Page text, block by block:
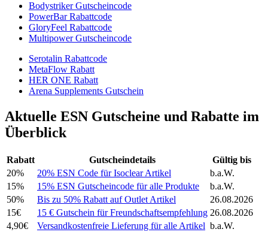
Bodystriker Gutscheincode
PowerBar Rabattcode
GloryFeel Rabattcode
Multipower Gutscheincode
Serotalin Rabattcode
MetaFlow Rabatt
HER ONE Rabatt
Arena Supplements Gutschein
Aktuelle ESN Gutscheine und Rabatte im
Überblick
Rabatt Gutscheindetails
Gültig bis
20%
20% ESN Code für Isoclear Artikel
b.a.W.
15%
15% ESN Gutscheincode für alle Produkte
b.a.W.
50%
Bis zu 50% Rabatt auf Outlet Artikel
26.08.2026
15€
15 € Gutschein für Freundschaftsempfehlung 26.08.2026
4,90€
Versandkostenfreie Lieferung für alle Artikel b.a.W.